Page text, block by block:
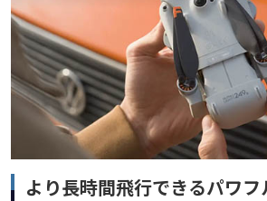
より長時間飛行できるパワフ